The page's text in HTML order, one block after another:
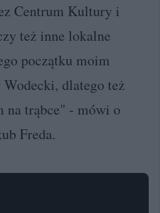
Centrum Kultury i
też inne lokalne
początku moim
dlatego też
na trąbce" - mówi o
Freda.